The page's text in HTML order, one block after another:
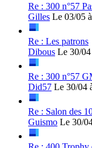
Re : 300 n°57
Gilles Le 03/05
Re : Les patrons
Dibous Le 30/
Re : 300 n°57
Did57 Le 30/04
Re : Salon des
Guismo Le 30/